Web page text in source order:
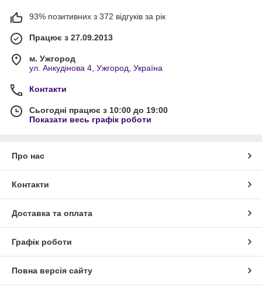
93% позитивних з 372 відгуків за рік
Працює з 27.09.2013
м. Ужгород
ул. Анкудінова 4, Ужгород, Україна
Контакти
Сьогодні працює з 10:00 до 19:00
Показати весь графік роботи
Про нас
Контакти
Доставка та оплата
Графік роботи
Повна версія сайту